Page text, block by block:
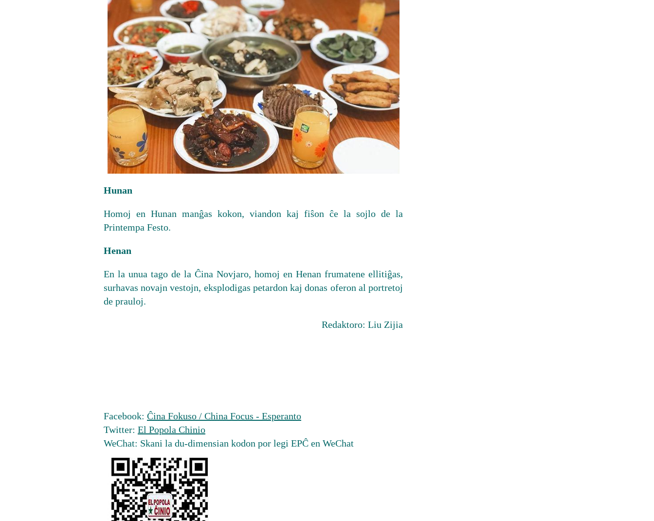
Hunan
Homoj en Hunan manĝas kokon, viandon kaj fiŝon ĉe la sojlo de la
Printempa Festo.
Henan
En la unua tago de la Ĉina Novjaro, homoj en Henan frumatene ellitiĝas,
surhavas novajn vestojn, eksplodigas petardon kaj donas oferon al portretoj
de prauloj.
Redaktoro: Liu Zijia
Facebook: Ĉina Fokuso / China Focus - Esperanto
Twitter: El Popola Chinio
WeChat: Skani la du-dimensian kodon por legi EPĈ en WeChat